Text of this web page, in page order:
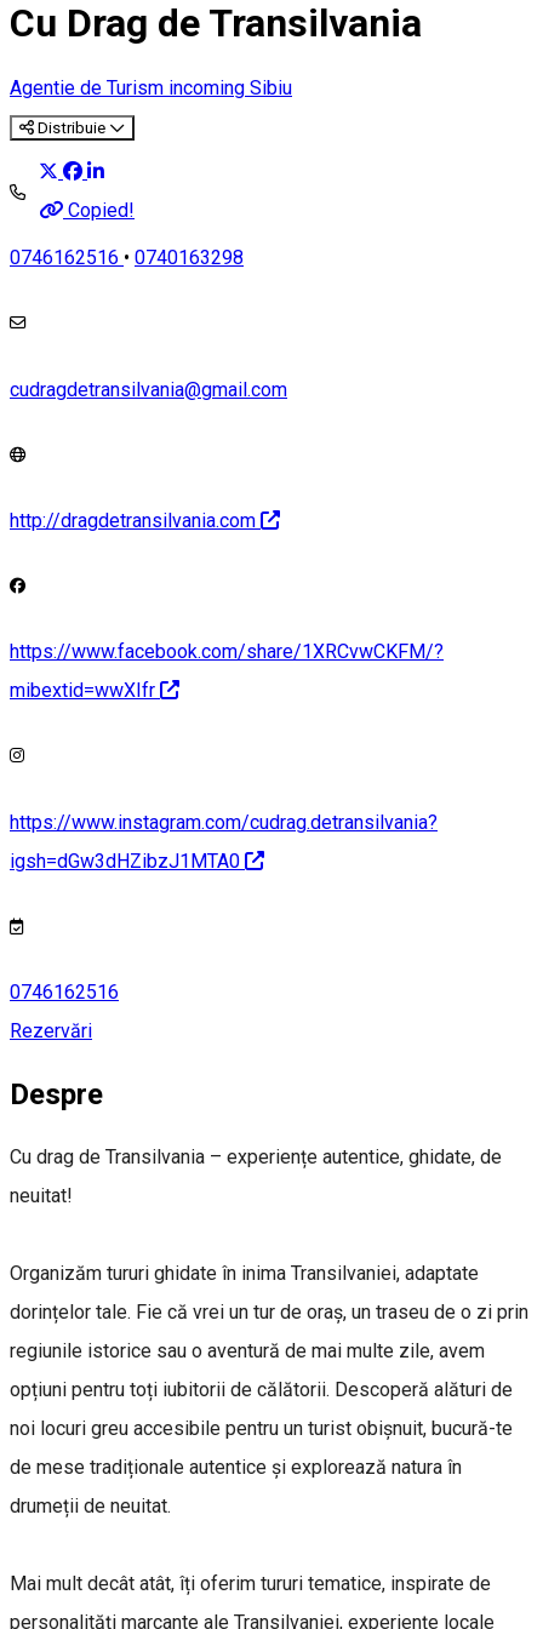
Cu Drag de Transilvania
Agentie de Turism incoming Sibiu
Distribuie
Copied!
0746162516 • 0740163298
cudragdetransilvania@gmail.com
http://dragdetransilvania.com
https://www.facebook.com/share/1XRCvwCKFM/?
mibextid=wwXIfr
https://www.instagram.com/cudrag.detransilvania?
igsh=dGw3dHZibzJ1MTA0
0746162516
Rezervări
Despre
Cu drag de Transilvania – experiențe autentice, ghidate, de
neuitat!
Organizăm tururi ghidate în inima Transilvaniei, adaptate
dorințelor tale. Fie că vrei un tur de oraș, un traseu de o zi prin
regiunile istorice sau o aventură de mai multe zile, avem
opțiuni pentru toți iubitorii de călătorii. Descoperă alături de
noi locuri greu accesibile pentru un turist obișnuit, bucură-te
de mese tradiționale autentice și explorează natura în
drumeții de neuitat.
Mai mult decât atât, îți oferim tururi tematice, inspirate de
personalități marcante ale Transilvaniei, experiențe locale